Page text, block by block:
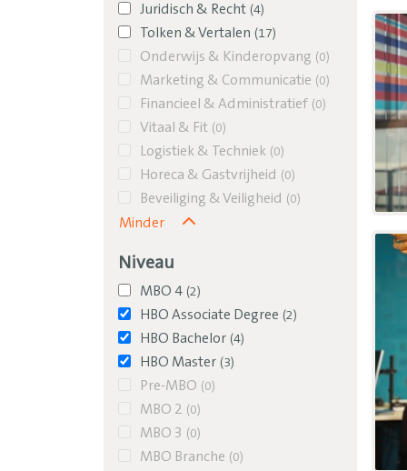
Juridisch & Recht (4)
Tolken & Vertalen (17)
Onderwijs & Kinderopvang (0)
Marketing & Communicatie (0)
Financieel & Administratief (0)
Vitaal & Fit (0)
Logistiek & Techniek (0)
Horeca & Gastvrijheid (0)
Beveiliging & Veiligheid (0)
Minder
Niveau
MBO 4 (2)
HBO Associate Degree (2)
HBO Bachelor (4)
HBO Master (3)
Pre-MBO (0)
MBO 2 (0)
MBO 3 (0)
MBO Branche (0)